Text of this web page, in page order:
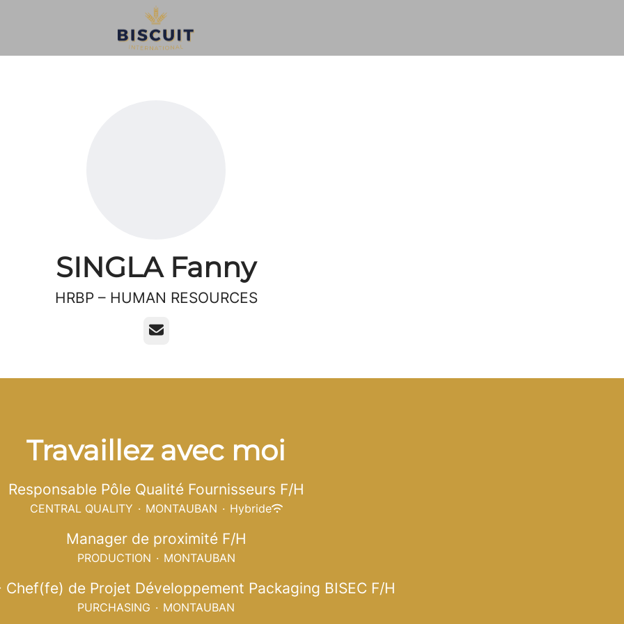
SINGLA Fanny
HRBP – HUMAN RESOURCES
E-mail
Travaillez avec moi
Responsable Pôle Qualité Fournisseurs F/H
CENTRAL QUALITY · MONTAUBAN · Hybride
Manager de proximité F/H
PRODUCTION · MONTAUBAN
de Projet Développement Packaging BISEC F/H
PURCHASING · MONTAUBAN